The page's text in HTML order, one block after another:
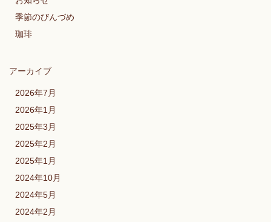
季節のびんづめ
珈琲
アーカイブ
2026年7月
2026年1月
2025年3月
2025年2月
2025年1月
2024年10月
2024年5月
2024年2月